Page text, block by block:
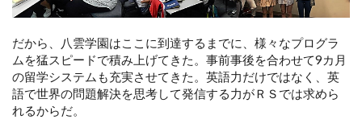
だから、八雲学園はここに到達するまでに、様々なプログラ
ムを猛スピードで積み上げてきた。事前事後を合わせて9カ月
の留学システムも充実させてきた。英語力だけではなく、英
語で世界の問題解決を思考して発信する力がＲＳでは求めら
れるからだ。